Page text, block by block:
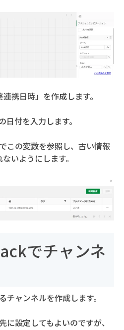
携日時」を作成します。
付を入力します。
この変数を参照し、古い情報
いようにします。
でチャンネ
チャンネルを作成します。
に設定してもよいのですが、